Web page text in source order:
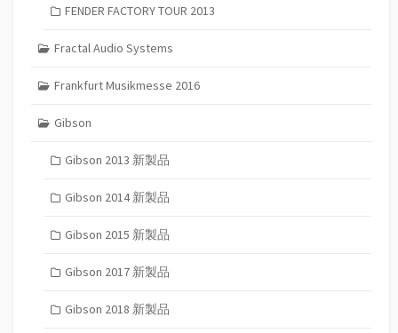
FENDER FACTORY TOUR 2013
Fractal Audio Systems
Frankfurt Musikmesse 2016
Gibson
Gibson 2013 新製品
Gibson 2014 新製品
Gibson 2015 新製品
Gibson 2017 新製品
Gibson 2018 新製品